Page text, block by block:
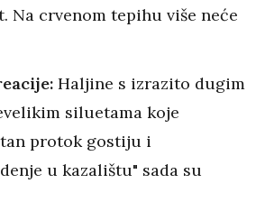
Na crvenom tepihu više neće
Haljine s izrazito dugim
siluetama koje
protok gostiju i
u kazalištu" sada su